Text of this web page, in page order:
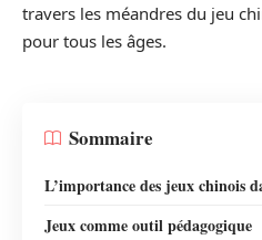
travers les méandres du jeu
pour tous les âges.
Sommaire
L’importance des jeux chinois
Jeux comme outil pédagogique